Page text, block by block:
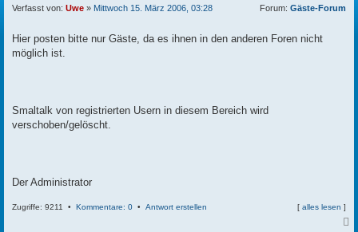
i
r
a
g
Verfasst von: Uwe » Mittwoch 15. März 2006, 03:28 Forum: Gäste-Forum
Hier posten bitte nur Gäste, da es ihnen in den anderen Foren nicht
möglich ist.
Smaltalk von registrierten Usern in diesem Bereich wird
verschoben/gelöscht.
Der Administrator
Zugriffe: 9211 • Kommentare: 0 • Antwort erstellen [ alles lesen ]